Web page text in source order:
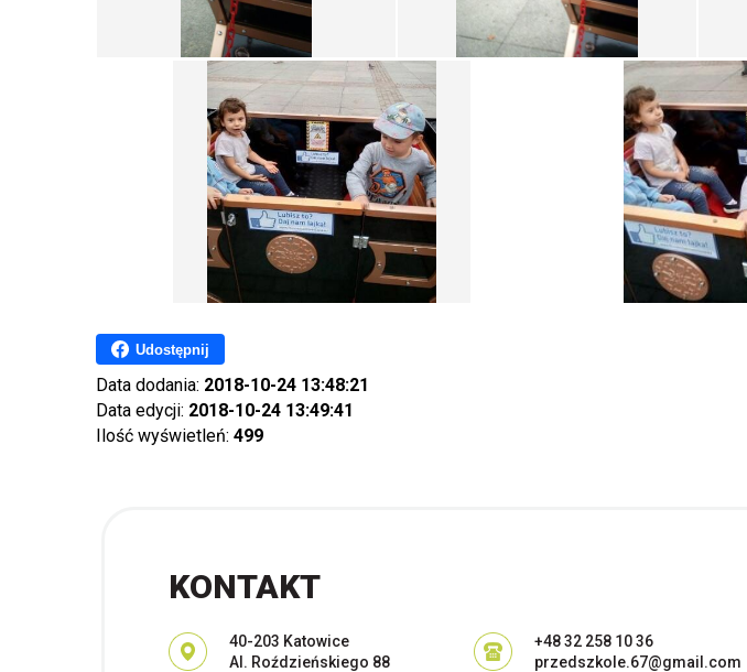
Udostępnij
Data dodania: 2018-10-24 13:48:21
Data edycji: 2018-10-24 13:49:41
Ilość wyświetleń: 499
KONTAKT
Adres pocztowy:
40-203 Katowice
Al. Roździeńskiego 88
+48 32 258 10 36
przedszkole.67@gmail.com